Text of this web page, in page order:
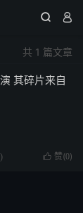
 
共 1 篇文章
其碎片来自
 赞(0)
)